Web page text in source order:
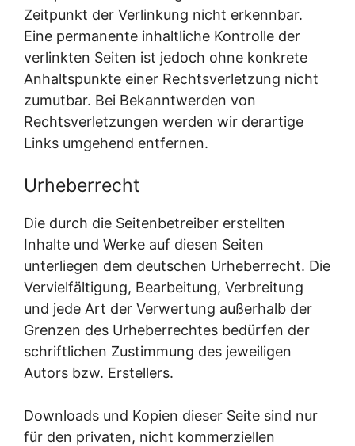
Zeitpunkt der Verlinkung nicht erkennbar.
Eine permanente inhaltliche Kontrolle der
verlinkten Seiten ist jedoch ohne konkrete
Anhaltspunkte einer Rechtsverletzung nicht
zumutbar. Bei Bekanntwerden von
Rechtsverletzungen werden wir derartige
Links umgehend entfernen.
Urheberrecht
Die durch die Seitenbetreiber erstellten
Inhalte und Werke auf diesen Seiten
unterliegen dem deutschen Urheberrecht. Die
Vervielfältigung, Bearbeitung, Verbreitung
und jede Art der Verwertung außerhalb der
Grenzen des Urheberrechtes bedürfen der
schriftlichen Zustimmung des jeweiligen
Autors bzw. Erstellers.
Downloads und Kopien dieser Seite sind nur
für den privaten, nicht kommerziellen